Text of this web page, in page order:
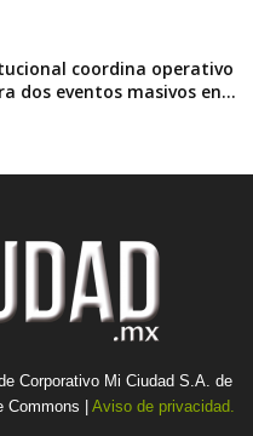
coordina operativo
dos eventos masivos en...
Corporativo Mi Ciudad S.A. de
| Aviso de privacidad.